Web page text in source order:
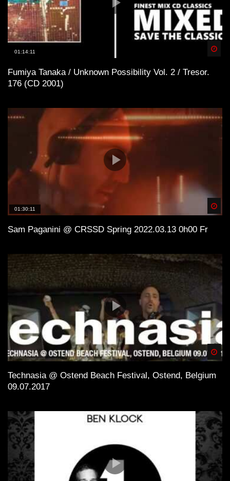
01:14:11
Fumiya Tanaka / Unknown Possibility Vol. 2 / Tresor.
176 (CD 2001)
01:30:11
Sam Paganini @ CRSSD Spring 2022.03.13 0h00 Fr
Technasia @ Ostend Beach Festival, Ostend, Belgium
09.07.2017